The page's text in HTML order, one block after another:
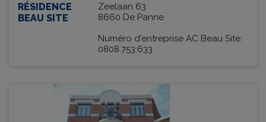
RÉSIDENCE
BEAU SITE
Zeelaan 63
8660 De Panne
Numéro d'entreprise AC Beau Site:
0808.753.633